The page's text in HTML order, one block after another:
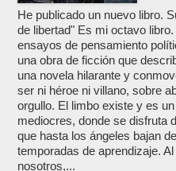
He publicado un nuevo libro.
de libertad" Es mi octavo
ensayos de pensamiento
una obra de ficción que
una novela hilarante y
ser ni héroe ni villano, sobre
orgullo. El limbo existe y es
mediocres, donde se disfruta
que hasta los ángeles bajan
temporadas de aprendizaje.
nosotros,...